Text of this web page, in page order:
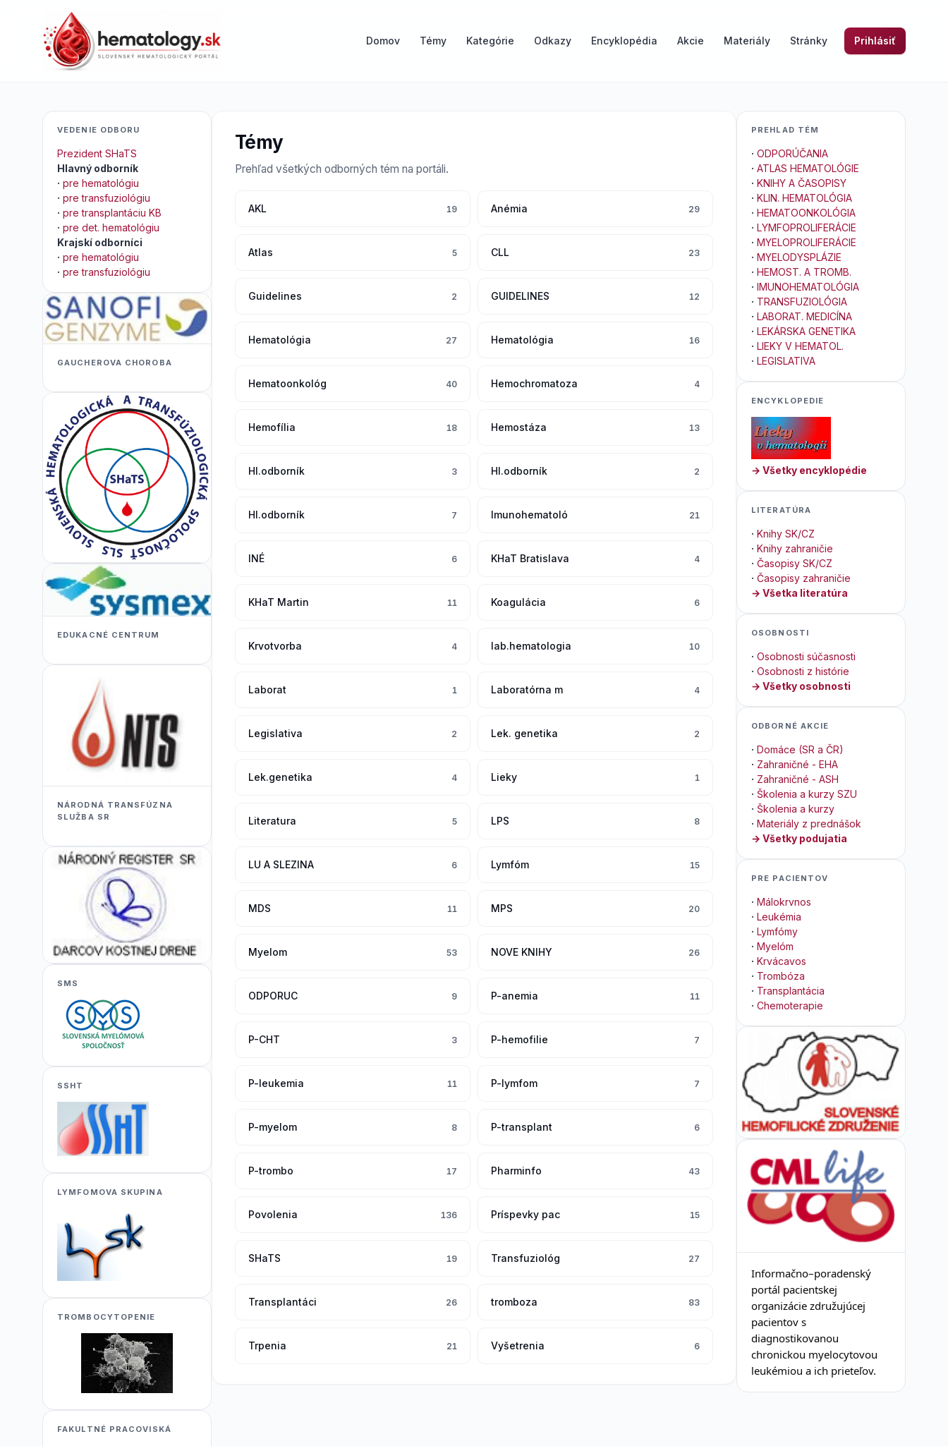
Domov Témy Kategórie Odkazy Encyklopédia Akcie Materiály Stránky Prihlásiť
Témy
Prehľad všetkých odborných tém na portáli.
AKL 19 Anémia 29
Atlas 5 CLL 23
Guidelines 2 GUIDELINES 12
Hematológia 27 Hematológia 16
Hematoonkológ 40 Hemochromatoza 4
Hemofília 18 Hemostáza 13
Hl.odborník 3 Hl.odborník 2
Hl.odborník 7 Imunohematoló 21
INÉ 6 KHaT Bratislava 4
KHaT Martin 11 Koagulácia 6
Krvotvorba 4 lab.hematologia 10
Laborat 1 Laboratórna m 4
Legislativa 2 Lek. genetika 2
Lek.genetika 4 Lieky 1
Literatura 5 LPS 8
LU A SLEZINA 6 Lymfóm 15
MDS 11 MPS 20
Myelom 53 NOVE KNIHY 26
ODPORUC 9 P-anemia 11
P-CHT 3 P-hemofilie 7
P-leukemia 11 P-lymfom 7
P-myelom 8 P-transplant 6
P-trombo 17 Pharminfo 43
Povolenia 136 Príspevky pac 15
SHaTS 19 Transfuziológ 27
Transplantáci 26 tromboza 83
Trpenia 21 Vyšetrenia 6
VEDENIE ODBORU
Prezident SHaTS
Hlavný odborník
· pre hematológiu
· pre transfuziológiu
· pre transplantáciu KB
· pre det. hematológiu
Krajskí odborníci
· pre hematológiu
· pre transfuziológiu
GAUCHEROVA CHOROBA
EDUKACNÉ CENTRUM
NÁRODNÁ TRANSFÚZNA
SLUŽBA SR
SMS
SSHT
LYMFOMOVA SKUPINA
TROMBOCYTOPENIE
FAKULTNÉ PRACOVISKÁ
PREHLAD TÉM
· ODPORÚČANIA
· ATLAS HEMATOLÓGIE
· KNIHY A ČASOPISY
· KLIN. HEMATOLÓGIA
· HEMATOONKOLÓGIA
· LYMFOPROLIFERÁCIE
· MYELOPROLIFERÁCIE
· MYELODYSPLÁZIE
· HEMOST. A TROMB.
· IMUNOHEMATOLÓGIA
· TRANSFUZIOLÓGIA
· LABORAT. MEDICÍNA
· LEKÁRSKA GENETIKA
· LIEKY V HEMATOL.
· LEGISLATIVA
ENCYKLOPEDIE
→ Všetky encyklopédie
LITERATÚRA
· Knihy SK/CZ
· Knihy zahraničie
· Časopisy SK/CZ
· Časopisy zahraničie
→ Všetka literatúra
OSOBNOSTI
· Osobnosti súčasnosti
· Osobnosti z histórie
→ Všetky osobnosti
ODBORNÉ AKCIE
· Domáce (SR a ČR)
· Zahraničné - EHA
· Zahraničné - ASH
· Školenia a kurzy SZU
· Školenia a kurzy
· Materiály z prednášok
→ Všetky podujatia
PRE PACIENTOV
· Málokrvnos
· Leukémia
· Lymfómy
· Myelóm
· Krvácavos
· Trombóza
· Transplantácia
· Chemoterapie
Informačno–poradenský
portál pacientskej
organizácie združujúcej
pacientov s
diagnostikovanou
chronickou myelocytovou
leukémiou a ich prieteľov.